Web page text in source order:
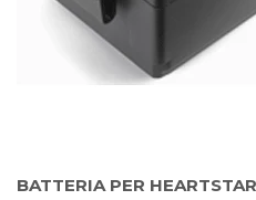
BATTERIA PER